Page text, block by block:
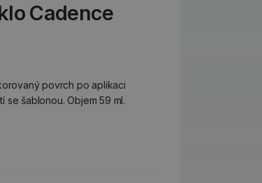
Cadence
povrch po aplikaci
se šablonou. Objem 59 ml.